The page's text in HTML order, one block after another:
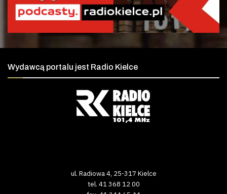
Wydawcą portalu jest Radio Kielce
ul. Radiowa 4, 25-317 Kielce
tel. 41 368 12 00